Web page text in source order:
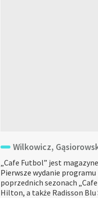
Wilkowicz,
„Cafe Futbol” jest
Pierwsze wydanie programu
poprzednich sezonach
Hilton, a także Radisson